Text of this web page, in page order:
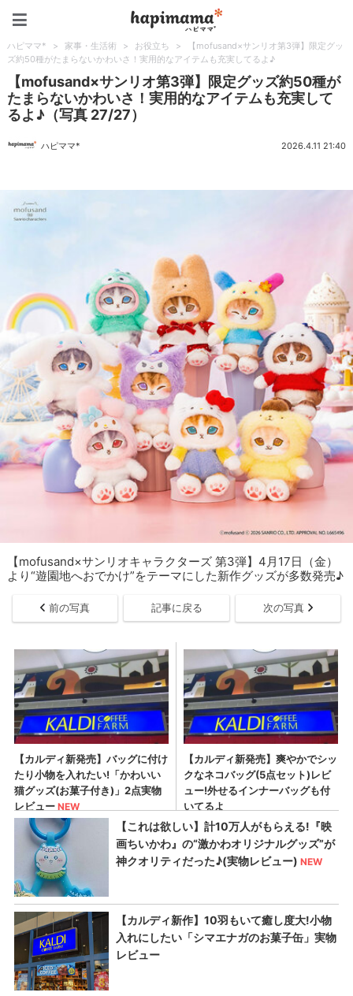
ハピママ* > 家事・生活術 > お役立ち >
【mofusand×サンリオ第3弾】限定グッ
ズ約50種がたまらないかわいさ！実用的なアイテムも充実してるよ♪
【mofusand×サンリオ第3弾】限定グッズ約50種が
たまらないかわいさ！実用的なアイテムも充実して
るよ♪（写真 27/27）
ハピママ* 2026.4.11 21:40
【mofusand×サンリオキャラクターズ 第3弾】4月17日（金）
より“遊園地へおでかけ”をテーマにした新作グッズが多数発売♪
前の写真 記事に戻る 次の写真